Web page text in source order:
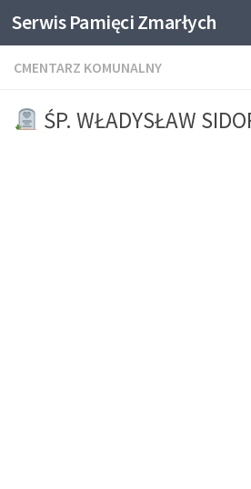
Skip to content
Serwis Pamięci Zmarłych
CMENTARZ KOMUNALNY
ŚP. WŁADYSŁAW